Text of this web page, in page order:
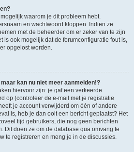
waarom je dit probleem hebt.
en wachtwoord kloppen. Indien ze
met de beheerder om er zeker van te zijn
is ook mogelijk dat de forumconfiguratie fout is,
opgelost worden.
kan nu niet meer aanmelden!?
hiervoor zijn: je gaf een verkeerde
op (controleer de e-mail met je registratie
je account verwijderd om één of andere
is, heb je dan ooit een bericht geplaatst? Het
tijd gebruikers, die nog geen berichten
Dit doen ze om de database qua omvang te
te registreren en meng je in de discussies.